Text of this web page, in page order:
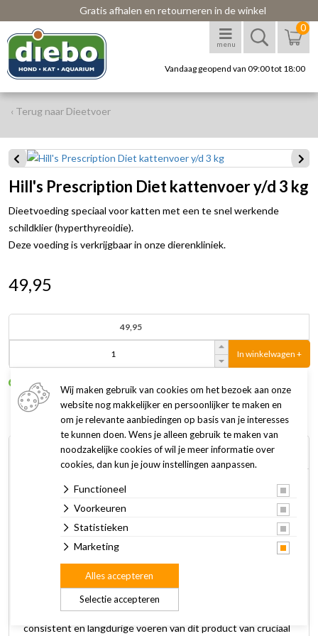
Gratis afhalen en retourneren in de winkel
menu
0
Vandaag geopend van 09:00 tot 18:00
‹ Terug naar Dieetvoer
Hill's Prescription Diet kattenvoer y/d 3 kg
Dieetvoeding speciaal voor katten met een te snel werkende
schildklier (hyperthyreoidie).
Deze voeding is verkrijgbaar in onze dierenkliniek.
49,95
49,95
In winkelwagen +
Op voorraad
Omschrijving Specificaties
Hill's Prescription Diet kattenvoer y/d is een volledige
dieetvoeding voor een verlaging van het jodiumgehalte in
geval van hyperthyreoïdie bij volwassen katten. Deze
voeding bevat een beperkt jodiumgehalte.
Hill's Prescription Diet y/d is een gemakkelijke en geschikte
manier om het jodiumgehalte in voeding voor katten met
hyperthyreoïdie te verlagen. Voor de beste resultaten is
consistent en langdurige voeren van dit product van cruciaal
Wij maken gebruik van cookies om het bezoek aan onze
website nog makkelijker en persoonlijker te maken en
om je relevante aanbiedingen op basis van je interesses
te kunnen doen. Wens je alleen gebruik te maken van
noodzakelijke cookies of wil je meer informatie over
cookies, dan kun je jouw instellingen aanpassen.
Functioneel
Voorkeuren
Statistieken
Marketing
Selectie accepteren
Alles accepteren